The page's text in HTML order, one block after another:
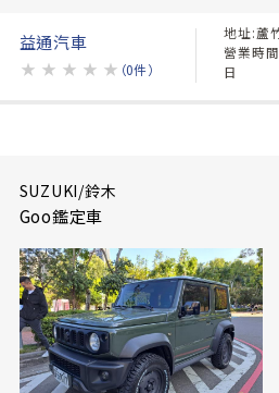
益通汽車
★ ★ ★ ★ ★ （0件）
地址:蘆
營業時
日
SUZUKI/鈴木
Goo鑑定車